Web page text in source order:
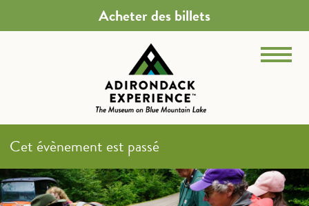
Acheter des billets
Cet évènement est passé